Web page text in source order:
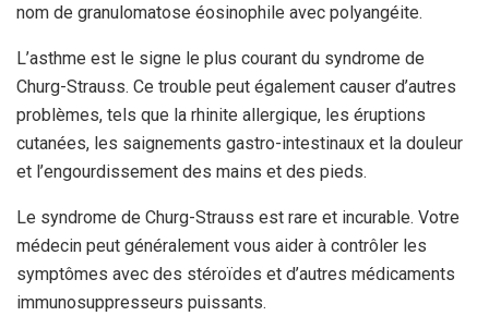
nom de granulomatose éosinophile avec polyangéite.
L’asthme est le signe le plus courant du syndrome de
Churg-Strauss. Ce trouble peut également causer d’autres
problèmes, tels que la rhinite allergique, les éruptions
cutanées, les saignements gastro-intestinaux et la douleur
et l’engourdissement des mains et des pieds.
Le syndrome de Churg-Strauss est rare et incurable. Votre
médecin peut généralement vous aider à contrôler les
symptômes avec des stéroïdes et d’autres médicaments
immunosuppresseurs puissants.